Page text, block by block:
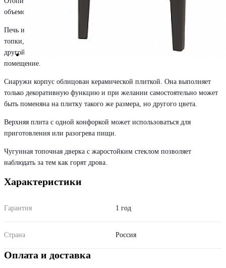
объемом до 100 куб. м.
Печь изготовлена из конструкционной стали. Кожух-конвектор вокруг
топки, с одной стороны, защищает от инфракрасного излучения, с
другой - создает конвекционные потоки, которые быстро нагревают
помещение.
Снаружи корпус облицован керамической плиткой. Она выполняет
только декоративную функцию и при желании самостоятельно может
быть поменяна на плитку такого же размера, но другого цвета.
Верхняя плита с одной конфоркой может использоваться для
приготовления или разогрева пищи.
Чугунная топочная дверка с жаростойким стеклом позволяет
наблюдать за тем как горят дрова.
Характеристики
Гарантия 1 год
Страна Россия
Оплата и доставка